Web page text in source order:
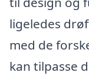
ligeledes
med de
kan tilpasse